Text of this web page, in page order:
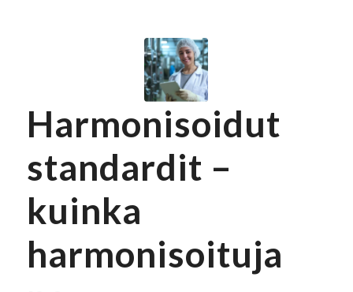
Harmonisoidut
standardit –
kuinka
harmonisoituja